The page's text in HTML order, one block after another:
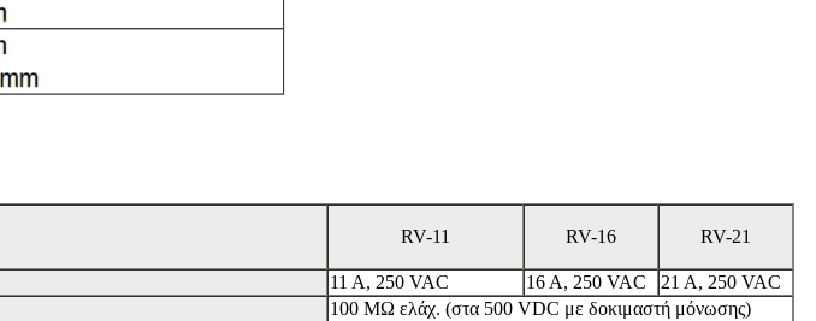
RV-11 RV-16 RV-21
11 A, 250 VAC 16 A, 250 VAC
21 A, 250 VAC
100 MΩ ελάχ. (στα 500 VDC με δοκιμαστή μόνωσης)